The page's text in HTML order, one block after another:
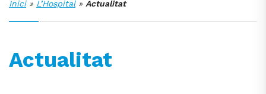
Inici» L’Hospital» Actualitat
Actualitat